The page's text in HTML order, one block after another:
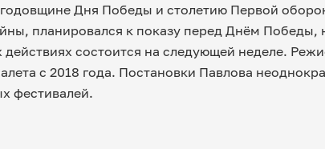
Дня Победы и столетию Первой
планировался к показу перед Днём
состоится на следующей неделе.
с 2018 года. Постановки Павлова
фестивалей.